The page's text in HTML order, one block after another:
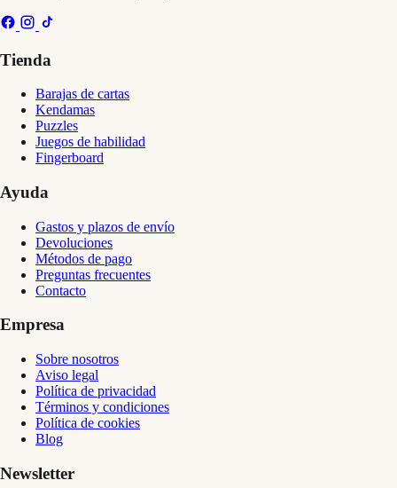
Tienda
Barajas de cartas
Kendamas
Puzzles
Juegos de habilidad
Fingerboard
Ayuda
Gastos y plazos de envío
Devoluciones
Métodos de pago
Preguntas frecuentes
Contacto
Empresa
Sobre nosotros
Aviso legal
Política de privacidad
Términos y condiciones
Política de cookies
Blog
Newsletter